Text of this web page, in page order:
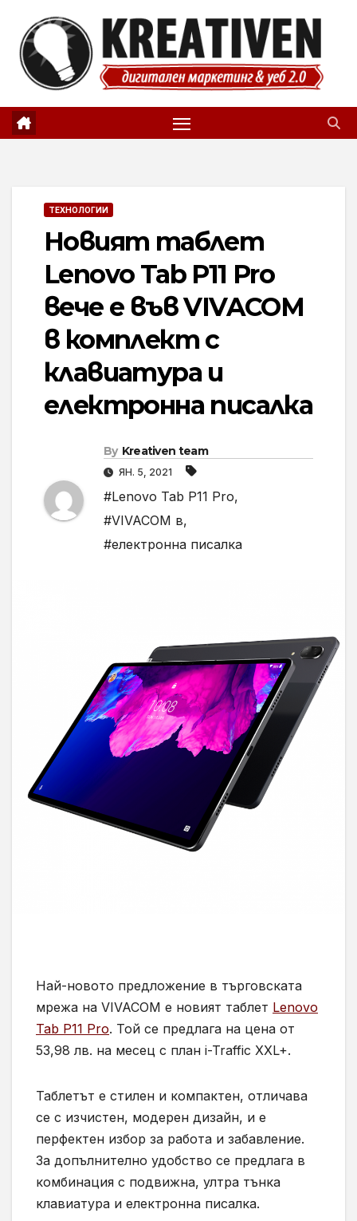
content
ТЕХНОЛОГИИ
Новият таблет
Lenovo Tab P11 Pro
вече е във VIVACOM
в комплект с
клавиатура и
електронна писалка
By Kreativen team
ЯН. 5, 2021
#Lenovo Tab P11 Pro,
#VIVACOM в,
#електронна писалка
Най-новото предложение в търговската
мрежа на VIVACOM е новият таблет Lenovo
Tab P11 Pro. Той се предлага на цена от
53,98 лв. на месец с план i-Traffic XXL+.
Таблетът е стилен и компактен, отличава
се с изчистен, модерен дизайн, и е
перфектен избор за работа и забавление.
За допълнително удобство се предлага в
комбинация с подвижна, ултра тънка
клавиатура и електронна писалка.